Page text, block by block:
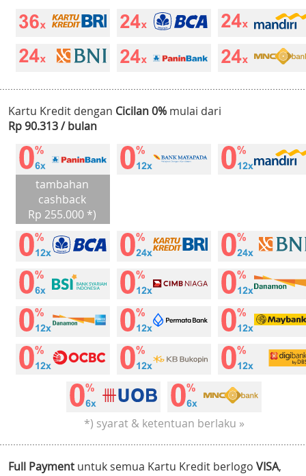
Kartu Kredit dengan Cicilan 0% mulai dari
Rp 90.313 / bulan
tambahan
cashback
Rp 255.000 *)
*) syarat & ketentuan berlaku »
Full Payment untuk semua Kartu Kredit berlogo VISA,